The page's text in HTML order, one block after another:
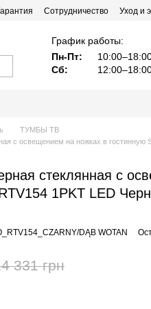
Сотрудничество Уход и
График работы:
Пн-Пт:
Сб:
ТУМБЫ ТВ
с освещением на ножках в
стеклянная с
1PKT LED
DĄB WOTAN
331 грн